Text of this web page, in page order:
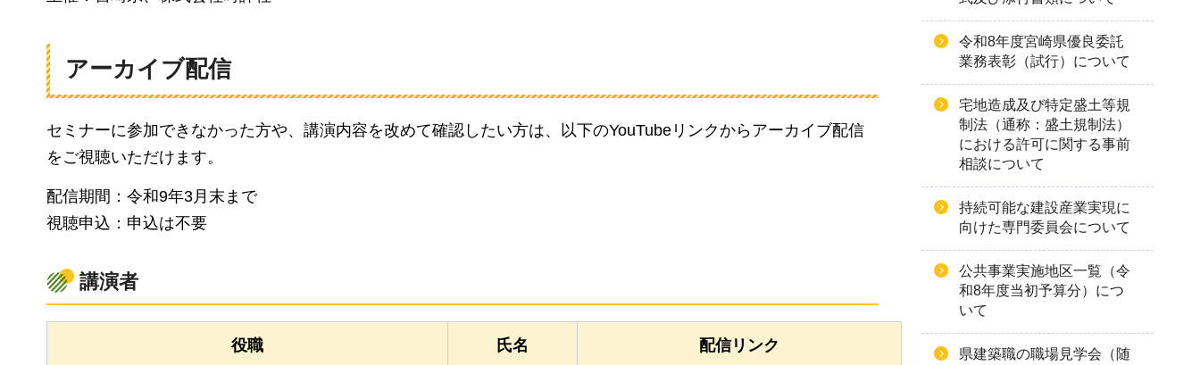
アーカイブ配信
セミナーに参加できなかった方や、講演内容を改めて確認したい方は、以下のYouTubeリンクからアーカイブ配信
をご視聴いただけます。
配信期間：令和9年3月末まで
視聴申込：申込は不要
講演者
役職 氏名 配信リンク
令和8年度宮崎県優良委託
業務表彰（試行）について
宅地造成及び特定盛土等規
制法（通称：盛土規制法）
における許可に関する事前
相談について
持続可能な建設産業実現に
向けた専門委員会について
公共事業実施地区一覧（令
和8年度当初予算分）につ
いて
県建築職の職場見学会（随